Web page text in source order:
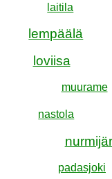
laitila
lempäälä
loviisa
muurame
nastola
padasjoki